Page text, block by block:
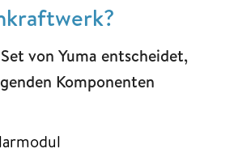
von Yuma entscheidet,
Komponenten